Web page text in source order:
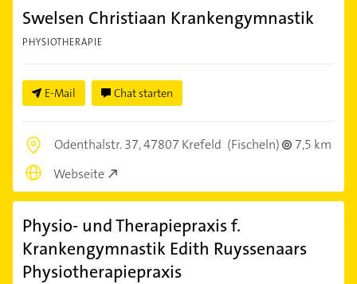
Swelsen Christiaan Krankengymnastik
PHYSIOTHERAPIE
E-Mail Chat starten
Odenthalstr. 37,47807 Krefeld (Fischeln)
7,5 km
Webseite
Physio- und Therapiepraxis f.
Krankengymnastik Edith Ruyssenaars
Physiotherapiepraxis